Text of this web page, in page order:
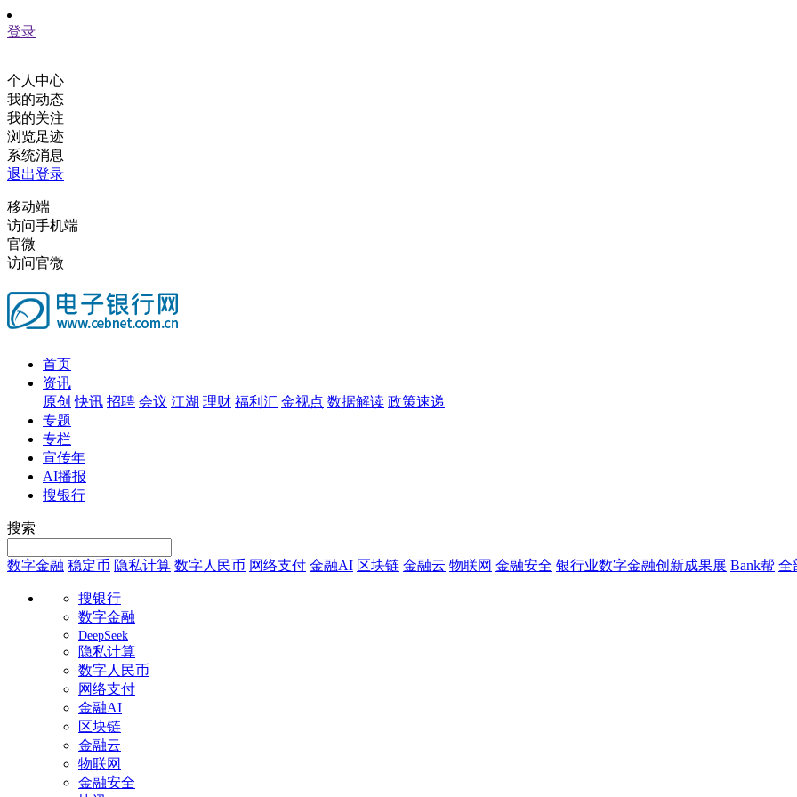
登录
个人中心
我的动态
我的关注
浏览足迹
系统消息
退出登录
移动端
访问手机端
官微
访问官微
首页
资讯
原创 快讯 招聘 会议 江湖 理财 福利汇 金视点 数据解读 政策速递
专题
专栏
宣传年
AI播报
搜银行
搜索
数字金融 稳定币 隐私计算 数字人民币 网络支付 金融AI 区块链 金融云 物联网 金融安全 银行业数字金融创新成果展 Bank帮 全
搜银行
数字金融
DeepSeek
隐私计算
数字人民币
网络支付
金融AI
区块链
金融云
物联网
金融安全